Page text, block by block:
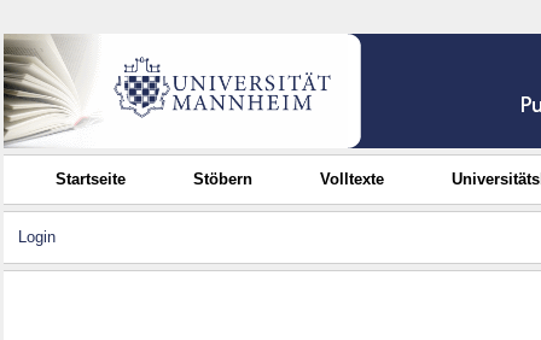
Startseite Stöbern Volltexte
Login